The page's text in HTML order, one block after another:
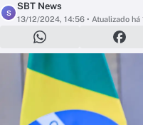
S
SBT News
13/12/2024, 14:56 • Atualizado há